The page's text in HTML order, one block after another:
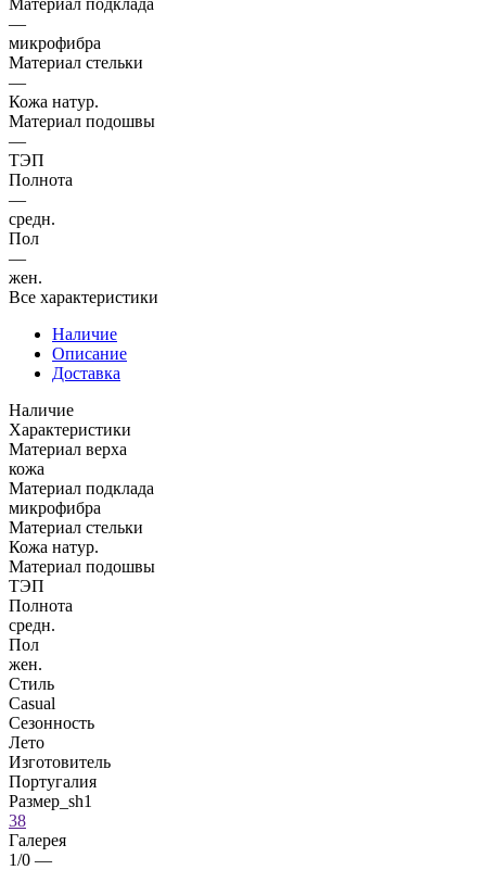
—
микрофибра
Материал стельки
—
Кожа натур.
Материал подошвы
—
ТЭП
Полнота
—
средн.
Пол
—
жен.
Все характеристики
Наличие
Описание
Доставка
Наличие
Характеристики
Материал верха
кожа
Материал подклада
микрофибра
Материал стельки
Кожа натур.
Материал подошвы
ТЭП
Полнота
средн.
Пол
жен.
Стиль
Casual
Сезонность
Лето
Изготовитель
Португалия
Размер_sh1
38
Галерея
1/0 —